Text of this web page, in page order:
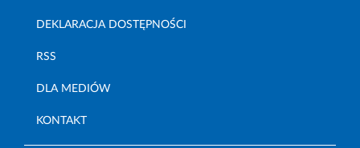
DEKLARACJA DOSTĘPNOŚCI
RSS
DLA MEDIÓW
KONTAKT